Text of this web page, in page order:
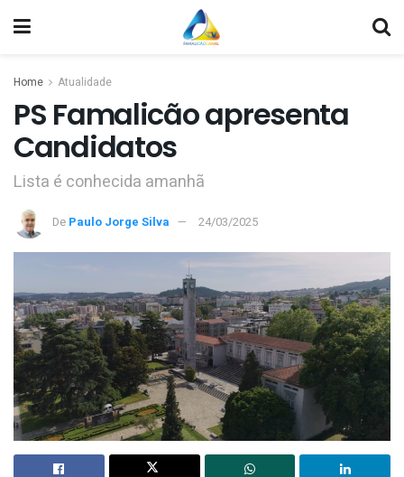
Home Atualidade
PS Famalicão apresenta
Candidatos
Lista é conhecida amanhã
De Paulo Jorge Silva 24/03/2025